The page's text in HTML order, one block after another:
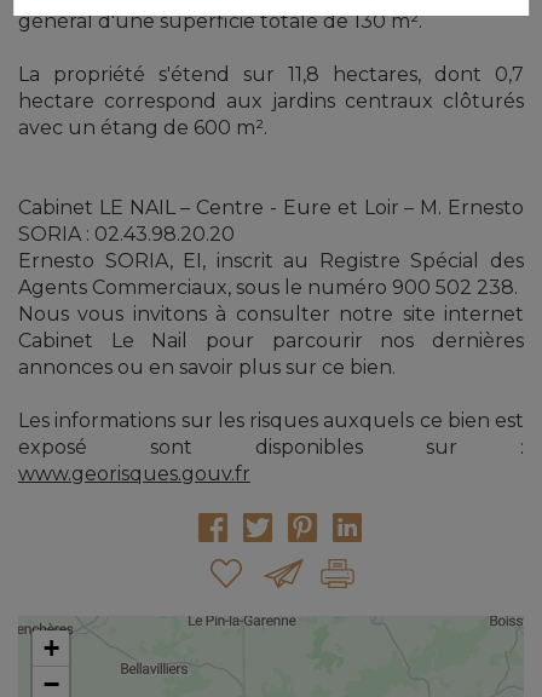
général d'une superficie totale de 130 m².
La propriété s'étend sur 11,8 hectares, dont 0,7
hectare correspond aux jardins centraux clôturés
avec un étang de 600 m².
Cabinet LE NAIL – Centre - Eure et Loir – M. Ernesto
SORIA : 02.43.98.20.20
Ernesto SORIA, EI, inscrit au Registre Spécial des
Agents Commerciaux, sous le numéro 900 502 238.
Nous vous invitons à consulter notre site internet
Cabinet Le Nail pour parcourir nos dernières
annonces ou en savoir plus sur ce bien.
Les informations sur les risques auxquels ce bien est
exposé sont disponibles sur :
www.georisques.gouv.fr
+
−